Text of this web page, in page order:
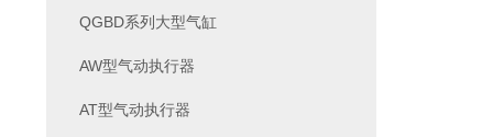
QGBD系列大型气缸
AW型气动执行器
AT型气动执行器